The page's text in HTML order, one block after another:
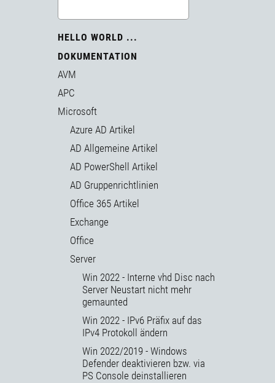
HELLO WORLD ...
DOKUMENTATION
AVM
APC
Microsoft
Azure AD Artikel
AD Allgemeine Artikel
AD PowerShell Artikel
AD Gruppenrichtlinien
Office 365 Artikel
Exchange
Office
Server
Win 2022 - Interne vhd Disc nach
Server Neustart nicht mehr
gemaunted
Win 2022 - IPv6 Präfix auf das
IPv4 Protokoll ändern
Win 2022/2019 - Windows
Defender deaktivieren bzw. via
PS Console deinstallieren